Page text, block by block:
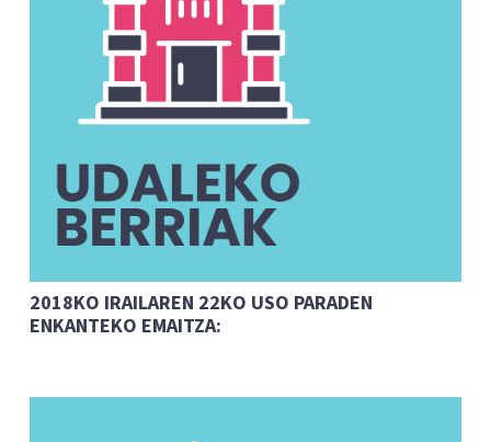
2018KO IRAILAREN 22KO USO PARADEN
ENKANTEKO EMAITZA: